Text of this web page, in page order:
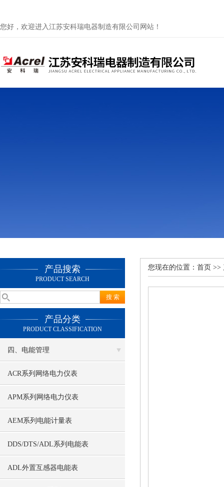
您好，欢迎进入江苏安科瑞电器制造有限公司网站！
产品搜索
PRODUCT SEARCH
产品分类
PRODUCT CLASSIFICATION
四、电能管理
ACR系列网络电力仪表
APM系列网络电力仪表
AEM系列电能计量表
DDS/DTS/ADL系列电能表
ADL外置互感器电能表
您现在的位置： 首页 >>